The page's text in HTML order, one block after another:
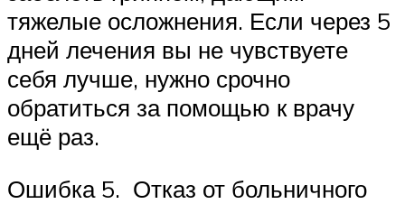
тяжелые осложнения. Если через 5
дней лечения вы не чувствуете
себя лучше, нужно срочно
обратиться за помощью к врачу
ещё раз.
Ошибка 5. Отказ от больничного